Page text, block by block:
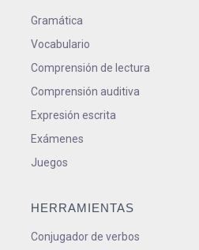
Gramática
Vocabulario
Comprensión de lectura
Comprensión auditiva
Expresión escrita
Exámenes
Juegos
HERRAMIENTAS
Conjugador de verbos